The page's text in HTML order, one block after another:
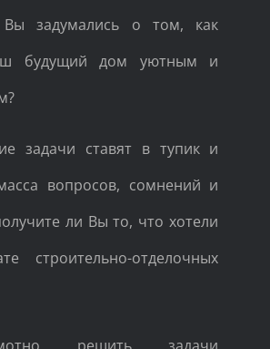
задумались о том, как
будущий дом уютным и
задачи ставят в тупик и
вопросов, сомнений и
ли Вы то, что хотели
строительно-отделочных